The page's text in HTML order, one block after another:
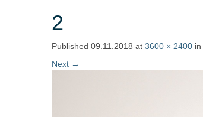
2
Published 09.11.2018 at 3600 × 2400 in
Next →